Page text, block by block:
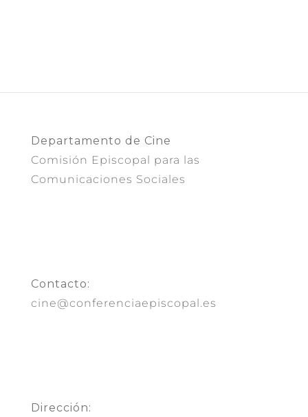
Departamento de Cine
Comisión Episcopal para las
Comunicaciones Sociales
Contacto:
cine@conferenciaepiscopal.es
Dirección: